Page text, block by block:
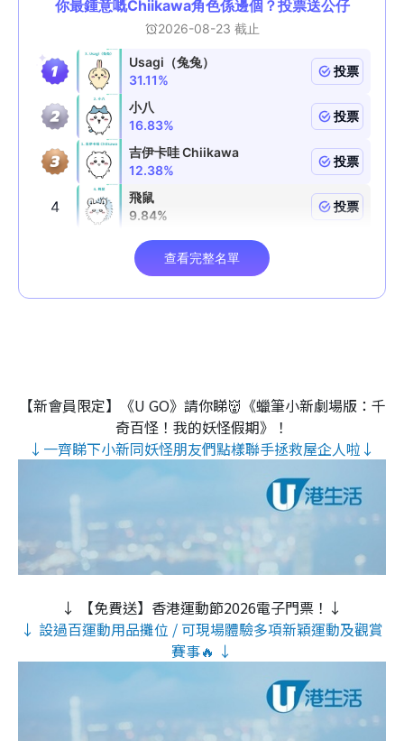
【新會員限定】《U GO》請你睇👹《蠟筆小新劇場版：千
奇百怪！我的妖怪假期》！
↓一齊睇下小新同妖怪朋友們點樣聯手拯救屋企人啦↓
↓ 【免費送】香港運動節2026電子門票！↓
↓ 設過百運動用品攤位 / 可現場體驗多項新穎運動及觀賞
賽事🔥 ↓